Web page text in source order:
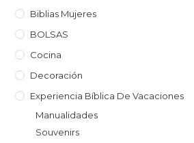
Biblias Mujeres
BOLSAS
Cocina
Decoración
Experiencia Bíblica De Vacaciones
Manualidades
Souvenirs